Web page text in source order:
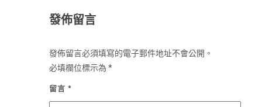
發佈留言
發佈留言必須填寫的電子郵件地址不會公開。
必填欄位標示為 *
留言 *